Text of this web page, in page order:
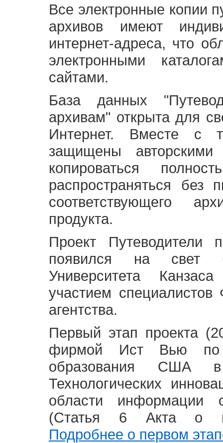
Все электронные копии
архивов имеют
интернет-адреса, что
электронными
сайтами.
База данных
архивам" открыта для
Интернет. Вместе с
защищены
копироваться
распространяться без
соответствующего
продукта.
Проект Путеводители
появился на свет
Университета
участием специалистов
агентства.
Первый этап проекта
фирмой Ист Вью по
образования США
Технологических
области информации
(Статья 6 Акта о
Подробнее о первом